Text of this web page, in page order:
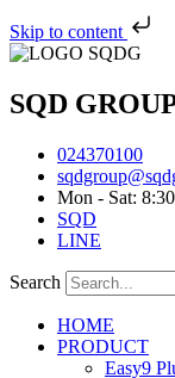
Skip to content
SQD
024370100
Mon - Sat:
SQD
LINE
Search
HOME
PRODUCT
Easy9